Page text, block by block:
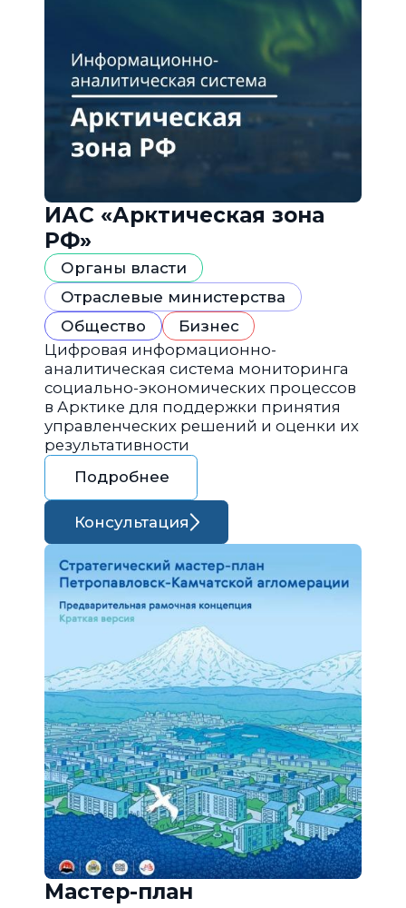
ИАС «Арктическая зона
РФ»
Органы власти
Отраслевые министерства
Общество
Бизнес
Цифровая информационно-
аналитическая система мониторинга
социально-экономических процессов
в Арктике для поддержки принятия
управленческих решений и оценки их
результативности
Подробнее
Консультация
Мастер-план